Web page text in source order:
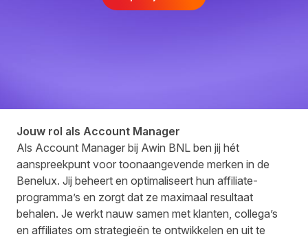
Jouw rol als Account Manager
Als Account Manager bij Awin BNL ben jij hét
aanspreekpunt voor toonaangevende merken in de
Benelux. Jij beheert en optimaliseert hun affiliate-
programma’s en zorgt dat ze maximaal resultaat
behalen. Je werkt nauw samen met klanten, collega’s
en affiliates om strategieën te ontwikkelen en uit te